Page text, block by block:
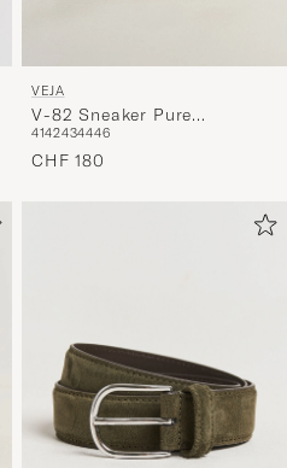
VEJA
V-82 Sneaker Pure
Calcaire/Fury
4142434446
CHF 180